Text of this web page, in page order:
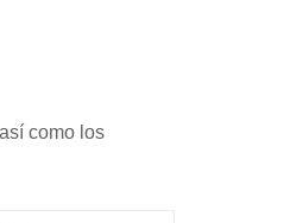
como los